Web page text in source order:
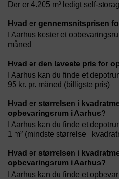
Der er 4.205 m³ ledigt self-
Hvad er gennemsnitsprisen
I Aarhus koster et
måned
Hvad er den laveste pris for
I Aarhus kan du finde et
95 kr. pr. måned (billigste pris)
Hvad er størrelsen i
opbevaringsrum i Aarhus?
I Aarhus kan du finde et
1 m² (mindste størrelse i
Hvad er størrelsen i
opbevaringsrum i Aarhus?
I Aarhus kan du finde et